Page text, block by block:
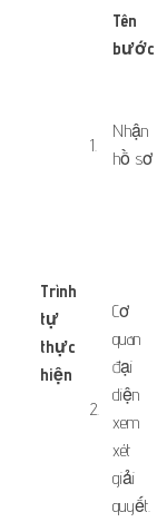
Trình
tự
thực
hiện
​Tên
bước
​1.
​​Nhận
hồ sơ
​2.
​​Cơ
quan
đại
diện
xem
xét
giải
quyết.